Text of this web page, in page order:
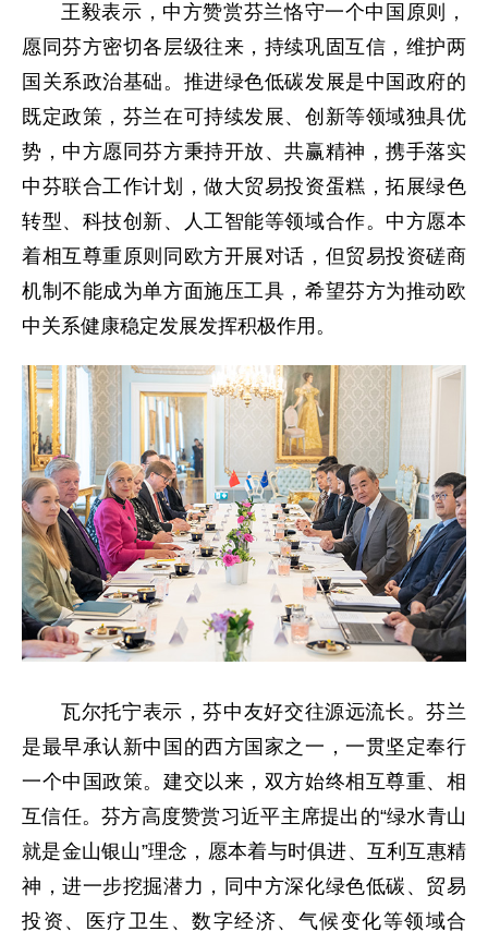
王毅表示，中方赞赏芬兰恪守一个中国原则，
愿同芬方密切各层级往来，持续巩固互信，维护两
国关系政治基础。推进绿色低碳发展是中国政府的
既定政策，芬兰在可持续发展、创新等领域独具优
势，中方愿同芬方秉持开放、共赢精神，携手落实
中芬联合工作计划，做大贸易投资蛋糕，拓展绿色
转型、科技创新、人工智能等领域合作。中方愿本
着相互尊重原则同欧方开展对话，但贸易投资磋商
机制不能成为单方面施压工具，希望芬方为推动欧
中关系健康稳定发展发挥积极作用。
瓦尔托宁表示，芬中友好交往源远流长。芬兰
是最早承认新中国的西方国家之一，一贯坚定奉行
一个中国政策。建交以来，双方始终相互尊重、相
互信任。芬方高度赞赏习近平主席提出的“绿水青山
就是金山银山”理念，愿本着与时俱进、互利互惠精
神，进一步挖掘潜力，同中方深化绿色低碳、贸易
投资、医疗卫生、数字经济、气候变化等领域合